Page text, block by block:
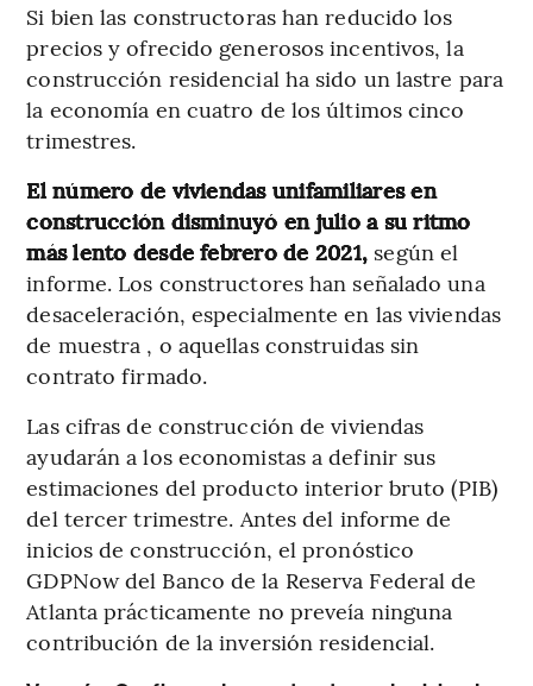
Si bien las constructoras han reducido los
precios y ofrecido generosos incentivos, la
construcción residencial ha sido un lastre para
la economía en cuatro de los últimos cinco
trimestres.
El número de viviendas unifamiliares en
construcción disminuyó en julio a su ritmo
más lento desde febrero de 2021, según el
informe. Los constructores han señalado una
desaceleración, especialmente en las viviendas
de muestra , o aquellas construidas sin
contrato firmado.
Las cifras de construcción de viviendas
ayudarán a los economistas a definir sus
estimaciones del producto interior bruto (PIB)
del tercer trimestre. Antes del informe de
inicios de construcción, el pronóstico
GDPNow del Banco de la Reserva Federal de
Atlanta prácticamente no preveía ninguna
contribución de la inversión residencial.